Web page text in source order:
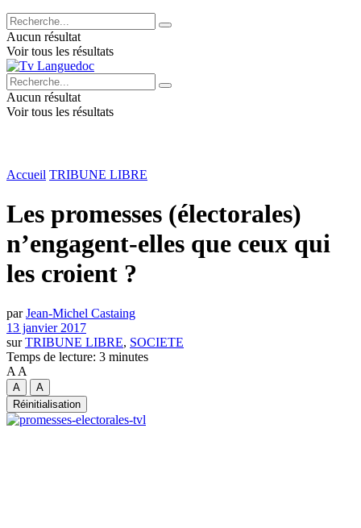
Aucun résultat
Voir tous les résultats
Aucun résultat
Voir tous les résultats
Accueil TRIBUNE LIBRE
Les promesses (électorales)
n’engagent-elles que ceux qui
les croient ?
par Jean-Michel Castaing
13 janvier 2017
sur TRIBUNE LIBRE, SOCIETE
Temps de lecture: 3 minutes
A A
A
A
Réinitialisation